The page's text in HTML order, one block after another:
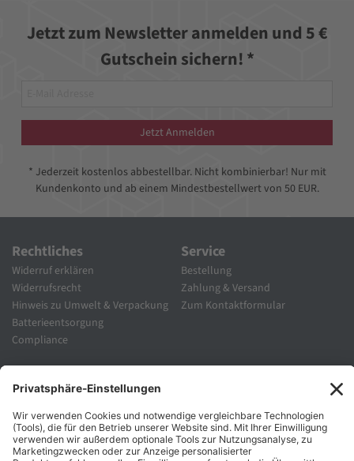
Jetzt zum Newsletter anmelden und 5 €
Gutschein sichern! *
Jetzt Anmelden
* Jederzeit kostenlos abbestellbar. Nicht kombinierbar! Nur mit
Kundenkonto und ab einem Mindestbestellwert von 50 EUR.
Rechtliches
Widerruf erklären
Widerrufsrecht
Hinweis zu Umwelt & Verpackung
Batterieentsorgung
Compliance
Service
Bestellung
Zahlung & Versand
Zum Kontaktformular
Unternehmen
Karriere